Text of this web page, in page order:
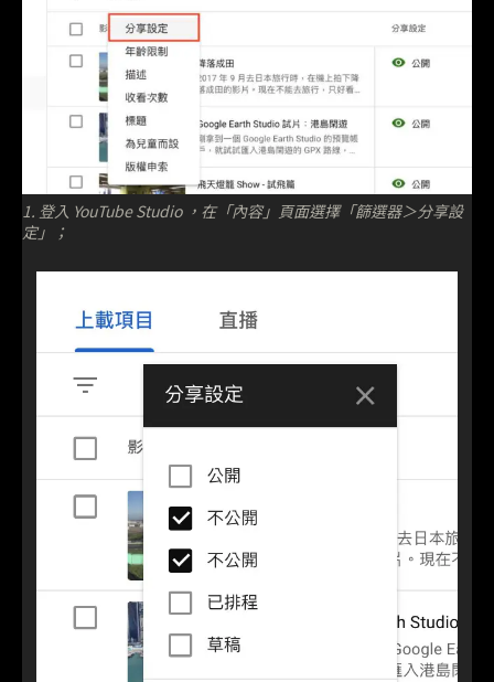
1. 登入 YouTube Studio ，在「內容」頁面選擇「篩選器＞分享設
定」；